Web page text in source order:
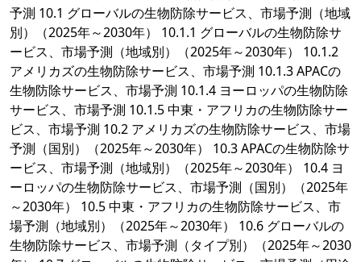
予測 10.1 グローバルの生物防除サービス、市場予測（地域
別）（2025年～2030年） 10.1.1 グローバルの生物防除サ
ービス、市場予測（地域別）（2025年～2030年） 10.1.2
アメリカズの生物防除サービス、市場予測 10.1.3 APACの
生物防除サービス、市場予測 10.1.4 ヨーロッパの生物防除
サービス、市場予測 10.1.5 中東・アフリカの生物防除サー
ビス、市場予測 10.2 アメリカズの生物防除サービス、市場
予測（国別）（2025年～2030年） 10.3 APACの生物防除サ
ービス、市場予測（地域別）（2025年～2030年） 10.4 ヨ
ーロッパの生物防除サービス、市場予測（国別）（2025年
～2030年） 10.5 中東・アフリカの生物防除サービス、市
場予測（地域別）（2025年～2030年） 10.6 グローバルの
生物防除サービス、市場予測（タイプ別）（2025年～2030